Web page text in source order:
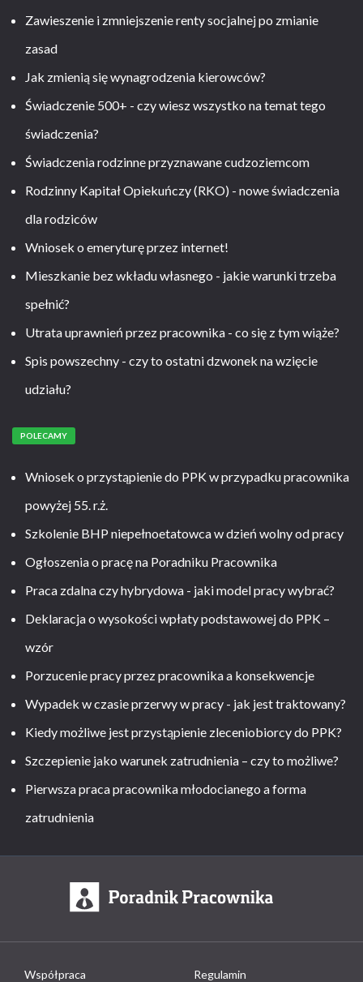
Zawieszenie i zmniejszenie renty socjalnej po zmianie
zasad
Jak zmienią się wynagrodzenia kierowców?
Świadczenie 500+ - czy wiesz wszystko na temat tego
świadczenia?
Świadczenia rodzinne przyznawane cudzoziemcom
Rodzinny Kapitał Opiekuńczy (RKO) - nowe świadczenia
dla rodziców
Wniosek o emeryturę przez internet!
Mieszkanie bez wkładu własnego - jakie warunki trzeba
spełnić?
Utrata uprawnień przez pracownika - co się z tym wiąże?
Spis powszechny - czy to ostatni dzwonek na wzięcie
udziału?
POLECAMY
Wniosek o przystąpienie do PPK w przypadku pracownika
powyżej 55. r.ż.
Szkolenie BHP niepełnoetatowca w dzień wolny od pracy
Ogłoszenia o pracę na Poradniku Pracownika
Praca zdalna czy hybrydowa - jaki model pracy wybrać?
Deklaracja o wysokości wpłaty podstawowej do PPK –
wzór
Porzucenie pracy przez pracownika a konsekwencje
Wypadek w czasie przerwy w pracy - jak jest traktowany?
Kiedy możliwe jest przystąpienie zleceniobiorcy do PPK?
Szczepienie jako warunek zatrudnienia – czy to możliwe?
Pierwsza praca pracownika młodocianego a forma
zatrudnienia
Współpraca
Regulamin